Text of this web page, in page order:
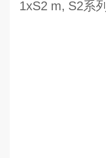
1xS2 m, S2系